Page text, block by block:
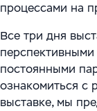
процессами на
Все три дня
постоянными
ознакомиться с
выставке, мы